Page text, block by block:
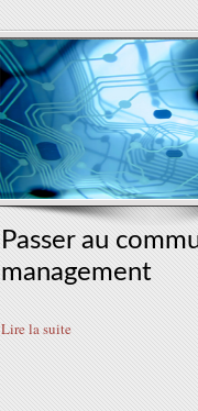
Passer au
management
Lire la suite